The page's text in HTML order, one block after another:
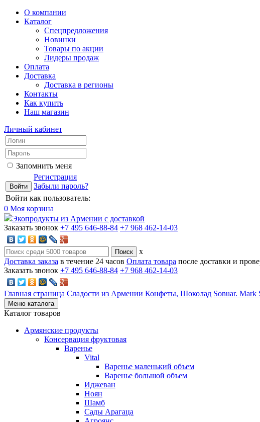
О компании
Каталог
Спецпредложения
Новинки
Товары по акции
Лидеры продаж
Оплата
Доставка
Доставка в регионы
Контакты
Как купить
Наш магазин
Личный кабинет
Запомнить меня
Регистрация
Забыли пароль?
Войти как пользователь:
0 Моя корзина
Экопродукты из Армении с доставкой
Заказать звонок +7 495 646-88-84 +7 968 462-14-03
x
Доставка заказа в течение 24 часов Оплата товара после доставки и
Заказать звонок +7 495 646-88-84 +7 968 462-14-03
Главная страница Сладости из Армении Конфеты, Шоколад Sonuar. Mark
Меню каталога
Каталог товаров
Армянские продукты
Консервация фруктовая
Варенье
Vital
Варенье маленький объем
Варенье большой объем
Иджеван
Ноян
Шамб
Сады Арагаца